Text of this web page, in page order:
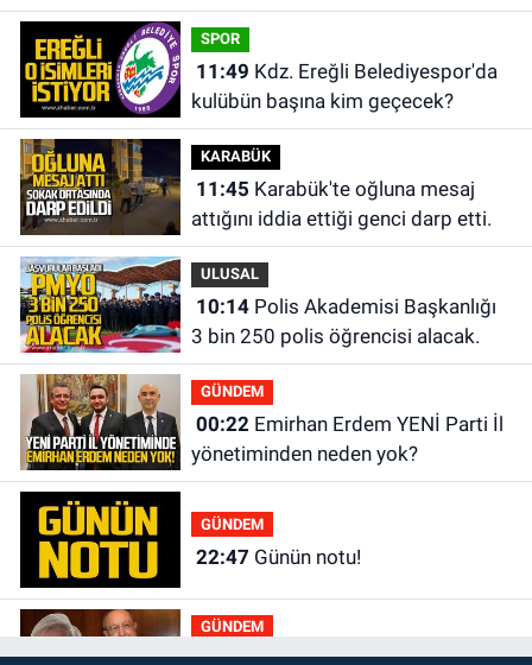
alevlerin arasından kurtarıldı.
SPOR
11:49
kulübün başına kim geçecek?
KARABÜK
11:45
attığını iddia ettiği genci darp etti.
ULUSAL
10:14Polis Akademisi Başkanlığı
3 bin 250 polis öğrencisi alacak.
GÜNDEM
00:22Emirhan Erdem YENİ Parti İl
yönetiminden neden yok?
GÜNDEM
22:47 Günün notu!
GÜNDEM
22:01Gülden Tanyeri hayatını